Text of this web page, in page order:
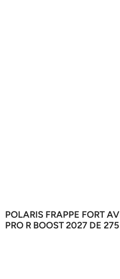
POLARIS FRAPPE FORT
PRO R BOOST 2027 DE